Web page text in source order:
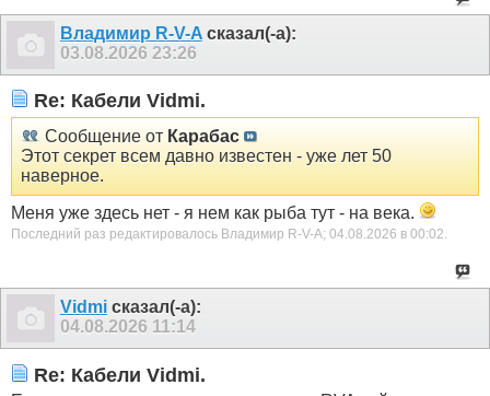
Владимир R-V-A сказал(-а):
03.08.2026 23:26
Re: Кабели Vidmi.
Сообщение от Карабас
Этот секрет всем давно известен - уже лет 50
наверное.
Меня уже здесь нет - я нем как рыба тут - на века.
Последний раз редактировалось Владимир R-V-A; 04.08.2026 в 00:02.
Vidmi сказал(-а):
04.08.2026 11:14
Re: Кабели Vidmi.